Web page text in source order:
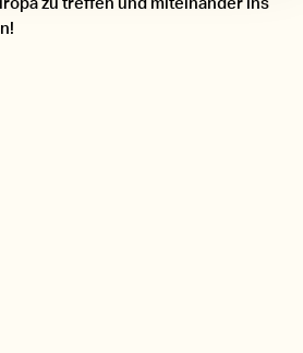
zu treffen und miteinander ins